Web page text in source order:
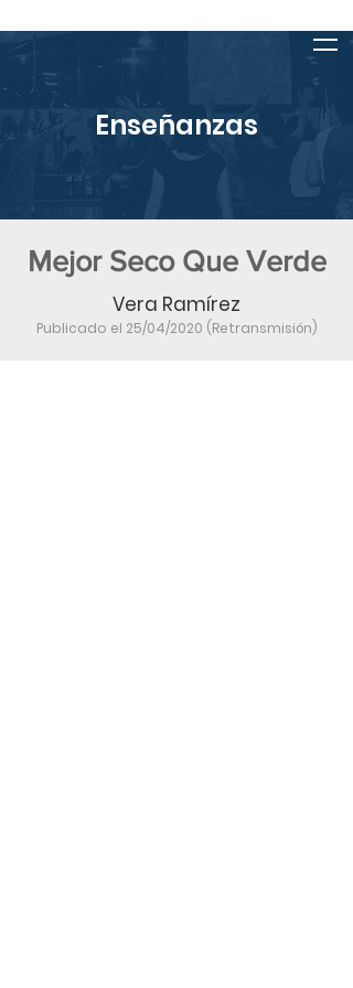
Enseñanzas
Mejor Seco Que Verde
Vera Ramírez
Publicado el 25/04/2020 (Retransmisión)